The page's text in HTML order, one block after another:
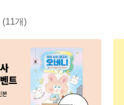
(11개)